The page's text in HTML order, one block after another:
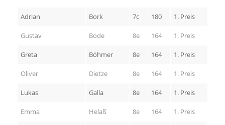
Adrian Bork 7c 180 1. Preis
Gustav Bode 8e 164 1. Preis
Greta Böhmer 8e 164 1. Preis
Oliver Dietze 8e 164 1. Preis
Lukas Galla 8e 164 1. Preis
Emma Helaß 8e 164 1. Preis